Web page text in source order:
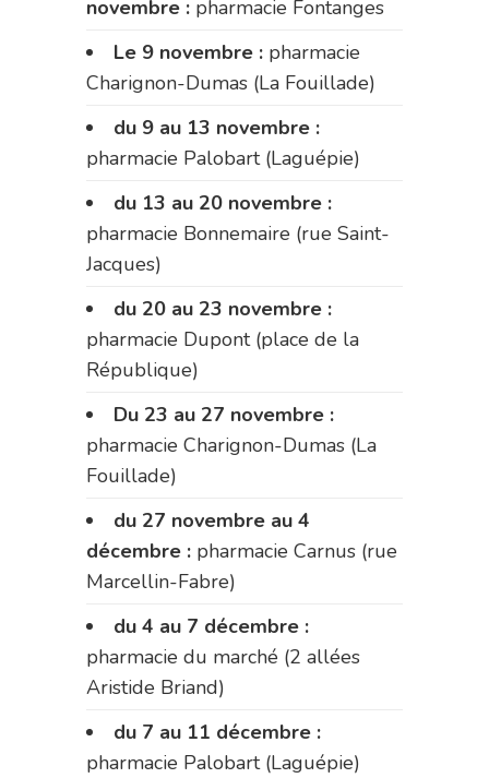
novembre : pharmacie Fontanges
Le 9 novembre : pharmacie
Charignon-Dumas (La Fouillade)
du 9 au 13 novembre :
pharmacie Palobart (Laguépie)
du 13 au 20 novembre :
pharmacie Bonnemaire (rue Saint-
Jacques)
du 20 au 23 novembre :
pharmacie Dupont (place de la
République)
Du 23 au 27 novembre :
pharmacie Charignon-Dumas (La
Fouillade)
du 27 novembre au 4
décembre : pharmacie Carnus (rue
Marcellin-Fabre)
du 4 au 7 décembre :
pharmacie du marché (2 allées
Aristide Briand)
du 7 au 11 décembre :
pharmacie Palobart (Laguépie)